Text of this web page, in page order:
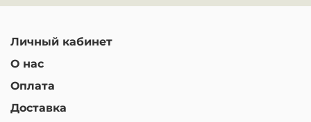
Личный кабинет
О нас
Оплата
Доставка